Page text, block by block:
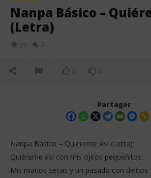
Nanpa Básico –
(Letra)
29 0
0 0
Partager
Nanpa Básico – Quiéreme Así (Letra)
Quiéreme así con mis ojitos pequeñitos
Mis manos secas y un pasado con delitos